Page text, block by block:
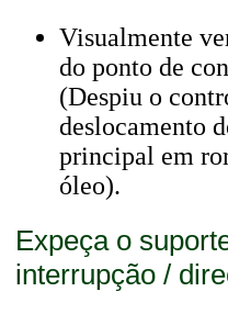
Visualmente
do ponto de
(Despiu o
deslocamento
principal em
óleo).
Expeça o
interrupção /